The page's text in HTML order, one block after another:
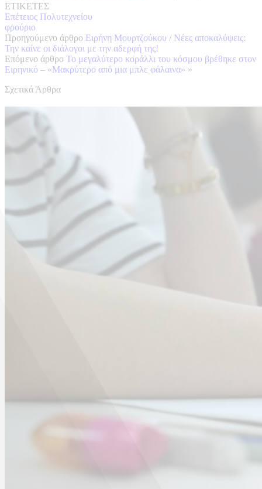
ΕΤΙΚΕΤΕΣ
Επέτειος Πολυτεχνείου
φρούριο
Προηγούμενο άρθρο Ειρήνη Μουρτζούκου / Νέες αποκαλύψεις:
Την καίνε οι διάλογοι με την αδερφή της!
Επόμενο άρθρο Το μεγαλύτερο κοράλλι του κόσμου βρέθηκε στον
Ειρηνικό – «Μακρύτερο από μια μπλε φάλαινα» »
Σχετικά Άρθρα